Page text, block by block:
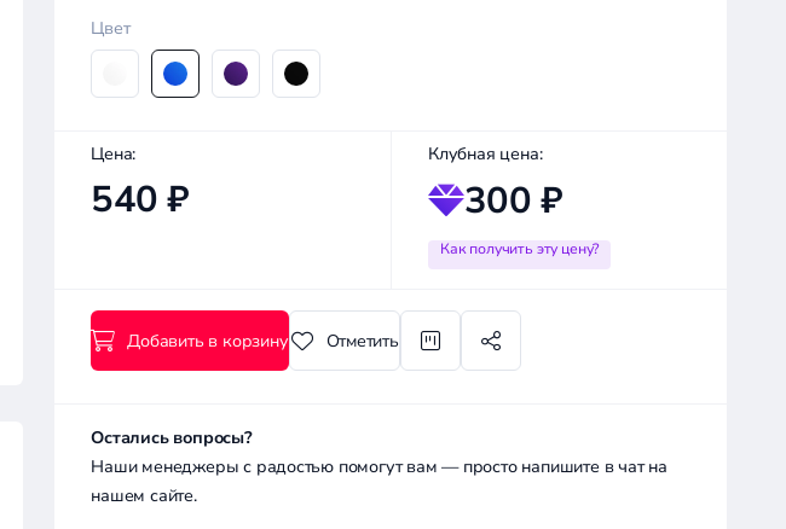
Цвет
Цена:
540 ₽
Клубная цена:
300 ₽
Как получить эту цену?
Добавить в корзину Отметить
Остались вопросы?
Наши менеджеры с радостью помогут вам — просто напишите в чат на
нашем сайте.